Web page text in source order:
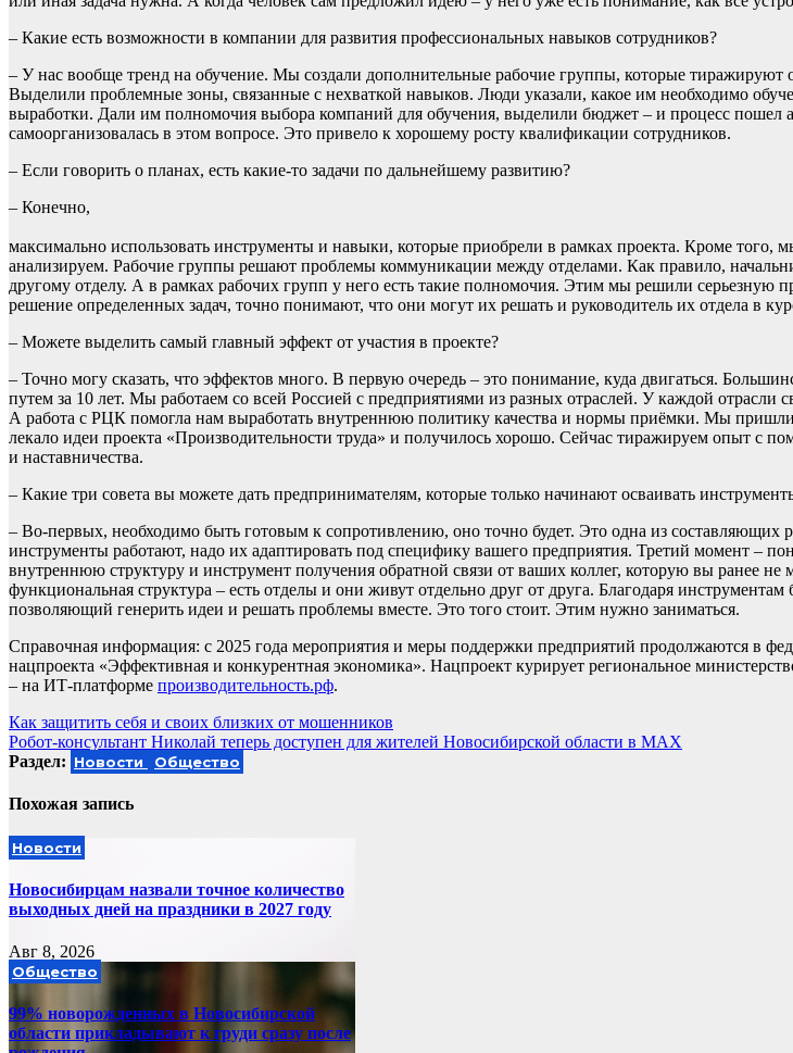
– Какие есть возможности в компании для развития профессиональных навыков сотрудников?
– У нас вообще тренд на обучение. Мы создали дополнительные рабочие группы, которые тиражируют
Выделили проблемные зоны, связанные с нехваткой навыков. Люди указали, какое им необходимо
выработки. Дали им полномочия выбора компаний для обучения, выделили бюджет – и процесс пошел
самоорганизовалась в этом вопросе. Это привело к хорошему росту квалификации сотрудников.
– Если говорить о планах, есть какие-то задачи по дальнейшему развитию?
– Конечно,
максимально использовать инструменты и навыки, которые приобрели в рамках проекта. Кроме
анализируем. Рабочие группы решают проблемы коммуникации между отделами. Как правило,
другому отделу. А в рамках рабочих групп у него есть такие полномочия. Этим мы решили серьезную
решение определенных задач, точно понимают, что они могут их решать и руководитель их отдела в
– Можете выделить самый главный эффект от участия в проекте?
– Точно могу сказать, что эффектов много. В первую очередь – это понимание, куда двигаться.
путем за 10 лет. Мы работаем со всей Россией с предприятиями из разных отраслей. У каждой
А работа с РЦК помогла нам выработать внутреннюю политику качества и нормы приёмки. Мы пришли
лекало идеи проекта «Производительности труда» и получилось хорошо. Сейчас тиражируем опыт с
и наставничества.
– Какие три совета вы можете дать предпринимателям, которые только начинают осваивать
– Во-первых, необходимо быть готовым к сопротивлению, оно точно будет. Это одна из составляющих
инструменты работают, надо их адаптировать под специфику вашего предприятия. Третий момент –
внутреннюю структуру и инструмент получения обратной связи от ваших коллег, которую вы ранее
функциональная структура – есть отделы и они живут отдельно друг от друга. Благодаря инструментам
позволяющий генерить идеи и решать проблемы вместе. Это того стоит. Этим нужно заниматься.
Справочная информация: с 2025 года мероприятия и меры поддержки предприятий продолжаются в
нацпроекта «Эффективная и конкурентная экономика». Нацпроект курирует региональное
– на ИТ-платформе производительность.рф.
Навигация
по
Как защитить себя и своих близких от мошенников
Робот-консультант Николай теперь доступен для жителей Новосибирской области в МАХ
Раздел: Новости Общество
Похожая запись
Новости
Новосибирцам назвали точное количество
выходных дней на праздники в 2027 году
Авг 8, 2026
Общество
99% новорожденных в Новосибирской
области прикладывают к груди сразу после